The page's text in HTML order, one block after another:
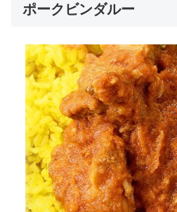
ポークビンダルー